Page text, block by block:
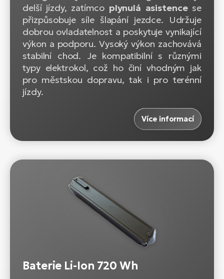
delší jízdy, zatímco plynulá asistencese
přizpůsobuje síle šlapání jezdce. Udržuje
dobrou ovladatelnost a poskytuje vynikající
výkon a podporu. Vysoký výkon zachovává
stabilní chod. Je kompatibilní s různými
typy elektrokol, což ho činí vhodným jak
pro městskou dopravu, tak i pro terénní
jízdy.
Více informací
Baterie Li-Ion 720 Wh